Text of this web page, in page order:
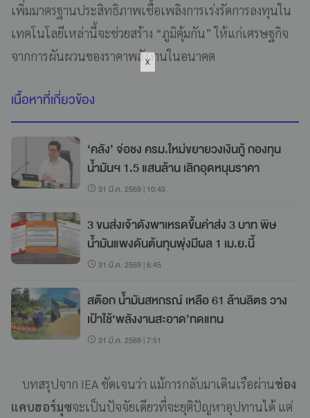
เพิ่มมาตรฐานประสิทธิภาพเชื้อเพลิงการเร่งรัดการลงทุนใน
เทคโนโลยีเหล่านี้จะช่วยสร้าง “ภูมิคุ้มกัน” ให้แก่เศรษฐกิจ
จากการผันผวนของราคาพลังงานในอนาคต
เนื้อหาที่เกี่ยวข้อง
‘คลัง’ จ่อชง ครม.ใหม่ขยายวงเงินกู้ กองทุน
น้ำมันฯ 1.5 แสนล้าน เลิกอุดหนุนราคา
31 มี.ค. 2569 | 10:43
3 ขนส่งเจ้าดังพาเหรดขึ้นค่าส่ง 3 บาท พิษ
น้ำมันแพงดันต้นทุนพุ่งมีผล 1 เม.ย.นี้
31 มี.ค. 2569 | 6:45
สต๊อก น้ำมันสหกรณ์ เหลือ 61 ล้านลิตร วาง
เป้าใช้‘พลังงานสะอาด’ทดแทน
31 มี.ค. 2569 | 7:51
บทสรุปจาก IEA ชัดเจนว่า แม้การกลับมาเดินเรือผ่านช่อง
แคบฮอร์มุซจะเป็นปัจจัยเดียวที่จะยุติปัญหาอุปทานได้ แต่